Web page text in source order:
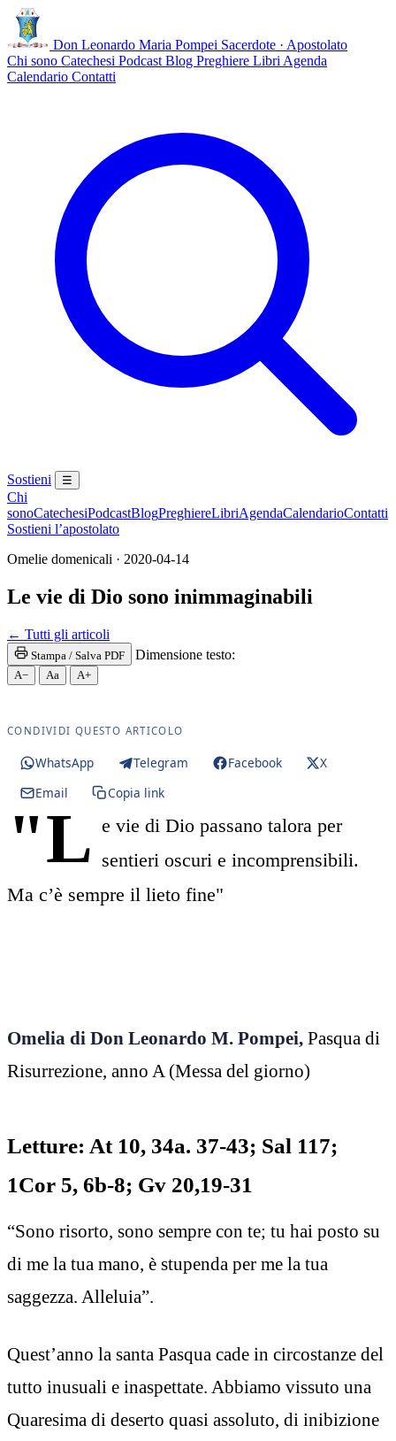
Don Leonardo Maria Pompei Sacerdote · Apostolato
Chi sono Catechesi Podcast Blog Preghiere Libri Agenda
Calendario Contatti
Sostieni ☰
Chi
sonoCatechesiPodcastBlogPreghiereLibriAgendaCalendarioContatti
Sostieni l’apostolato
Omelie domenicali · 2020-04-14
Le vie di Dio sono inimmaginabili
← Tutti gli articoli
Stampa / Salva PDF Dimensione testo:
A− Aa A+
CONDIVIDI QUESTO ARTICOLO
WhatsApp Telegram Facebook
X
Email
Copia link
"L e vie di Dio passano talora per
sentieri oscuri e incomprensibili.
Ma c’è sempre il lieto fine"
Omelia di Don Leonardo M. Pompei, Pasqua di
Risurrezione, anno A (Messa del giorno)
Letture: At 10, 34a. 37-43; Sal 117;
1Cor 5, 6b-8; Gv 20,19-31
“Sono risorto, sono sempre con te; tu hai posto su
di me la tua mano, è stupenda per me la tua
saggezza. Alleluia”.
Quest’anno la santa Pasqua cade in circostanze del
tutto inusuali e inaspettate. Abbiamo vissuto una
Quaresima di deserto quasi assoluto, di inibizione